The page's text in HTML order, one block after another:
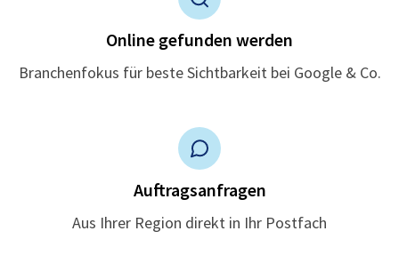
Online gefunden werden
Branchenfokus für beste Sichtbarkeit bei Google & Co.
Auftragsanfragen
Aus Ihrer Region direkt in Ihr Postfach